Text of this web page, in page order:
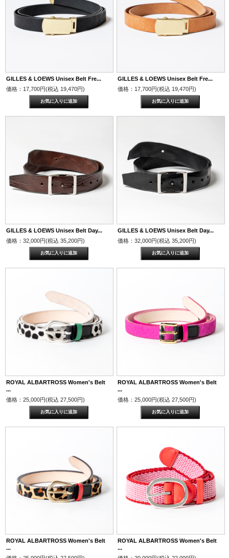
GILLES & LOEWS Unisex Belt Fre...
価格：17,700円(税込 19,470円)
GILLES & LOEWS Unisex Belt Fre...
価格：17,700円(税込 19,470円)
GILLES & LOEWS Unisex Belt Day...
価格：32,000円(税込 35,200円)
GILLES & LOEWS Unisex Belt Day...
価格：32,000円(税込 35,200円)
ROYAL ALBARTROSS Women's Belt
...
価格：25,000円(税込 27,500円)
ROYAL ALBARTROSS Women's Belt
...
価格：25,000円(税込 27,500円)
ROYAL ALBARTROSS Women's Belt
...
ROYAL ALBARTROSS Women's Belt
...